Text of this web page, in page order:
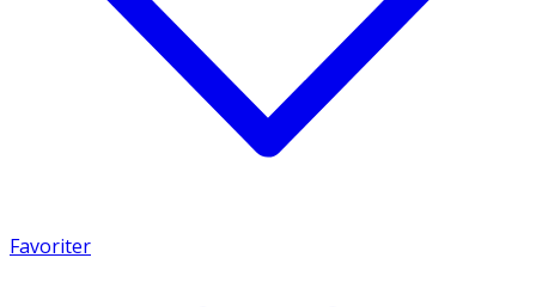
Favoriter